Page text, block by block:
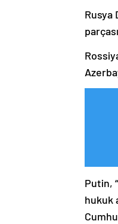
Rusya
Putin, “
hukuk